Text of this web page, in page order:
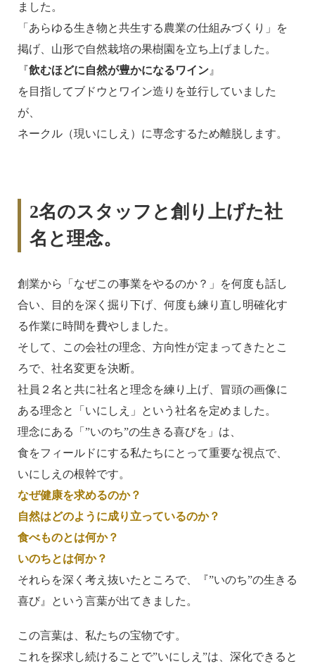
ました。
「あらゆる生き物と共生する農業の仕組みづくり」を
掲げ、山形で自然栽培の果樹園を立ち上げました。
『飲むほどに自然が豊かになるワイン』
を目指してブドウとワイン造りを並行していました
が、
ネークル（現いにしえ）に専念するため離脱します。
2名のスタッフと創り上げた社
名と理念。
創業から「なぜこの事業をやるのか？」を何度も話し
合い、目的を深く掘り下げ、何度も練り直し明確化す
る作業に時間を費やしました。
そして、この会社の理念、方向性が定まってきたとこ
ろで、社名変更を決断。
社員２名と共に社名と理念を練り上げ、冒頭の画像に
ある理念と「いにしえ」という社名を定めました。
理念にある「”いのち”の生きる喜びを」は、
食をフィールドにする私たちにとって重要な視点で、
いにしえの根幹です。
なぜ健康を求めるのか？
自然はどのように成り立っているのか？
食べものとは何か？
いのちとは何か？
それらを深く考え抜いたところで、『”いのち”の生きる
喜び』という言葉が出てきました。
この言葉は、私たちの宝物です。
これを探求し続けることで”いにしえ”は、深化できると